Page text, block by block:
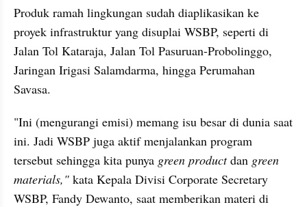
Produk ramah lingkungan sudah diaplikasikan ke
proyek infrastruktur yang disuplai WSBP, seperti di
Jalan Tol Kataraja, Jalan Tol Pasuruan-Probolinggo,
Jaringan Irigasi Salamdarma, hingga Perumahan
Savasa.
"Ini (mengurangi emisi) memang isu besar di dunia saat
ini. Jadi WSBP juga aktif menjalankan program
tersebut sehingga kita punya green product dan green
materials," kata Kepala Divisi Corporate Secretary
WSBP, Fandy Dewanto, saat memberikan materi di